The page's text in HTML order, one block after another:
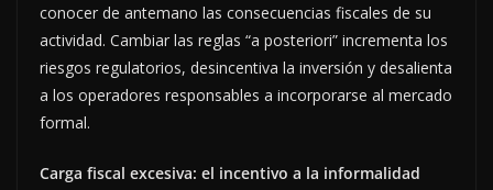
conocer de antemano las consecuencias fiscales de su
actividad. Cambiar las reglas “a posteriori” incrementa los
riesgos regulatorios, desincentiva la inversión y desalienta
a los operadores responsables a incorporarse al mercado
formal.
Carga fiscal excesiva: el incentivo a la informalidad